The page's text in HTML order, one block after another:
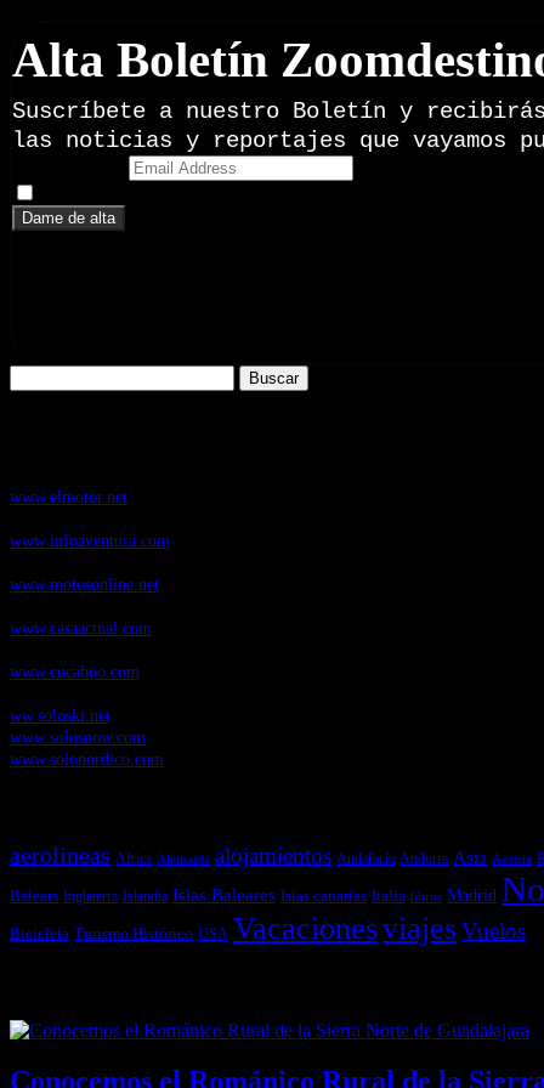
Alta Boletín
Suscríbete a nuestro Boletín y recibirás
las noticias y reportajes que vayamos
www.elmotor.net
www.infoaventura.com
www.motosonline.net
www.casaactual.com
www.cucaboo.com
ww.soloski.net
www.solosnow.com
www.solonordico.com
aerolineas Africa Alemania alojamientos Andalucía Andorra Asia Austria
Balears Inglaterra Islandia Islas Baleares Islas canarias Italia libros Madrid
Bicicleta Turismo Histórico USA VacacionesviajesVuelos
Conocemos el Románico Rural de la